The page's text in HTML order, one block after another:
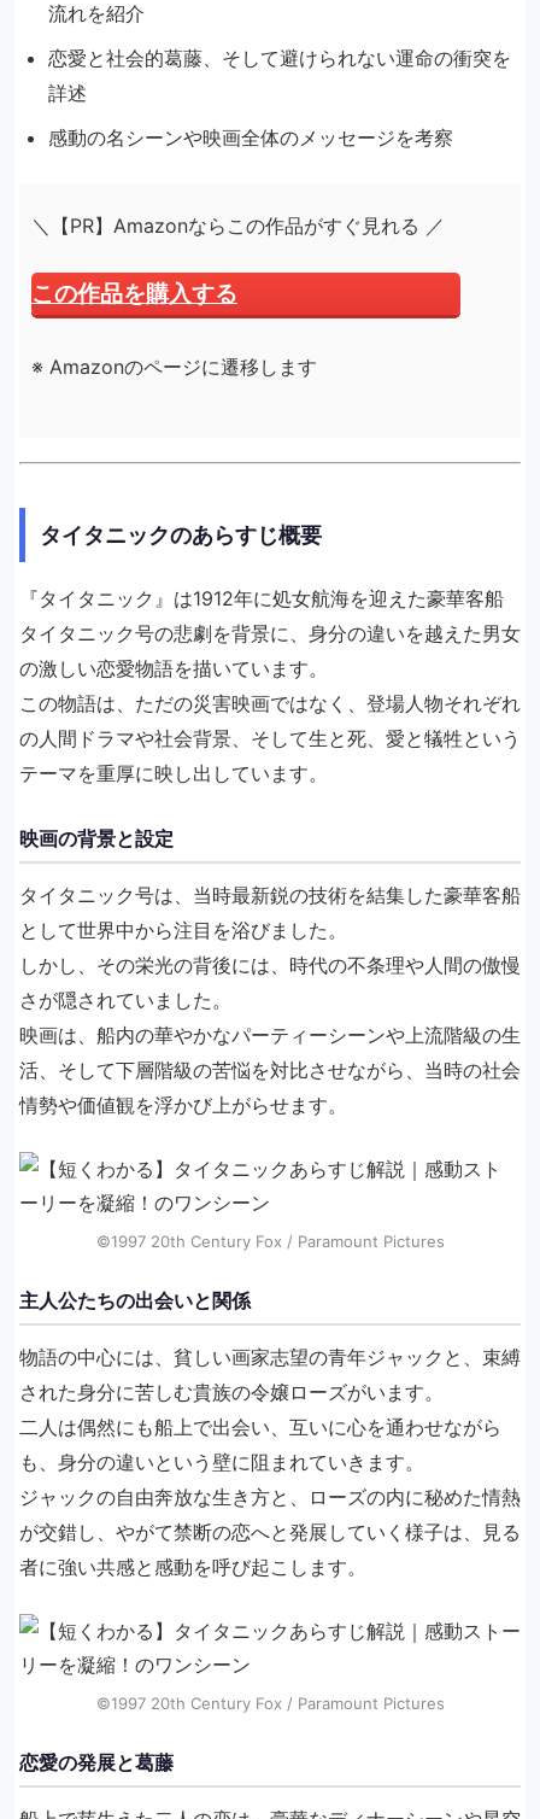
流れを紹介
恋愛と社会的葛藤、そして避けられない運命の衝突を
詳述
感動の名シーンや映画全体のメッセージを考察
＼【PR】Amazonならこの作品がすぐ見れる ／
この作品を購入する
※ Amazonのページに遷移します
タイタニックのあらすじ概要
『タイタニック』は1912年に処女航海を迎えた豪華客船
タイタニック号の悲劇を背景に、身分の違いを越えた男女
の激しい恋愛物語を描いています。
この物語は、ただの災害映画ではなく、登場人物それぞれ
の人間ドラマや社会背景、そして生と死、愛と犠牲という
テーマを重厚に映し出しています。
映画の背景と設定
タイタニック号は、当時最新鋭の技術を結集した豪華客船
として世界中から注目を浴びました。
しかし、その栄光の背後には、時代の不条理や人間の傲慢
さが隠されていました。
映画は、船内の華やかなパーティーシーンや上流階級の生
活、そして下層階級の苦悩を対比させながら、当時の社会
情勢や価値観を浮かび上がらせます。
©1997 20th Century Fox / Paramount Pictures
主人公たちの出会いと関係
物語の中心には、貧しい画家志望の青年ジャックと、束縛
された身分に苦しむ貴族の令嬢ローズがいます。
二人は偶然にも船上で出会い、互いに心を通わせながら
も、身分の違いという壁に阻まれていきます。
ジャックの自由奔放な生き方と、ローズの内に秘めた情熱
が交錯し、やがて禁断の恋へと発展していく様子は、見る
者に強い共感と感動を呼び起こします。
©1997 20th Century Fox / Paramount Pictures
恋愛の発展と葛藤